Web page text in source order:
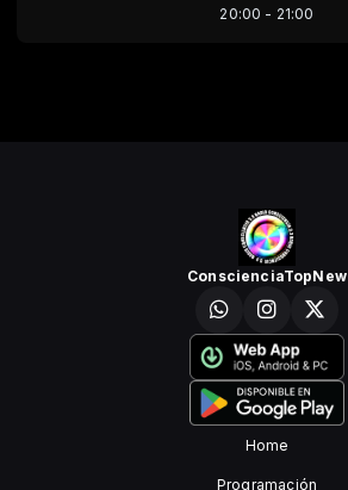
20:00 - 21:00
ConscienciaTopNew
Home
Programación